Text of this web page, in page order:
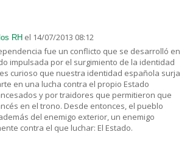
RH el 14/07/2013 08:12
fue un conflicto que se desarrolló en
impulsada por el surgimiento de la identidad
curioso que nuestra identidad española surja
en una lucha contra el propio Estado
y por traidores que permitieron que
en el trono. Desde entonces, el pueblo
del enemigo exterior, un enemigo
contra el que luchar: El Estado.